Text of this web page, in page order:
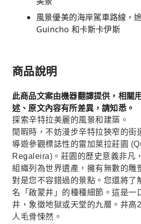
風景優美的海岸駕車路線，
Guincho 和卡斯卡伊斯
商品說明
此商品文案由機器翻譯提供，相關
述、原文內容有所差異，請知悉。
探索辛特拉美麗的風景和建築。
閒暇時，不妨漫步辛特拉狹窄的街
導遊參觀標誌性的雷加萊拉莊園
Regaleira)。莊園的歷史意義非凡
組織列為世界遺產，擁有無數的雕
對是您不容錯過的景點。您還將了
名「啟蒙井」的種種細節。這是一
井，象徵地獄或天堂的九層。井高
人毛骨悚然。